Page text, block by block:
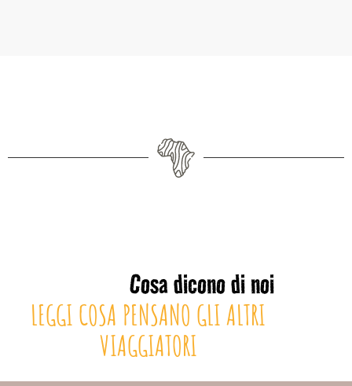
Cosa dicono di noi
LEGGI COSA PENSANO GLI ALTRI
VIAGGIATORI